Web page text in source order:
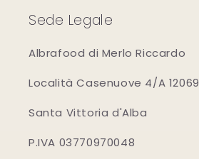
Sede Legale
Albrafood di Merlo Riccardo
Località Casenuove 4/A 12069
Santa Vittoria d'Alba
P.IVA 03770970048